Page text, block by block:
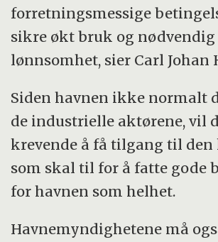
forretningsmessige
sikre økt bruk og nødvendig
lønnsomhet, sier Carl Johan
Siden havnen ikke normalt
de industrielle aktørene, vil
krevende å få tilgang til
som skal til for å fatte gode
for havnen som helhet.
Havnemyndighetene må